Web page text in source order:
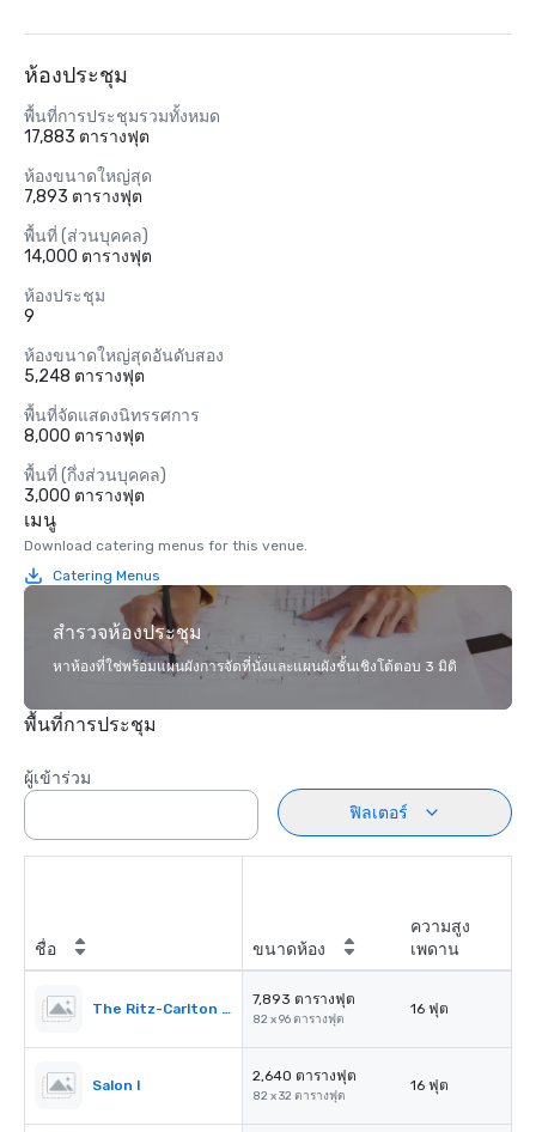
ห้องประชุม
พื้นที่การประชุมรวมทั้งหมด
17,883 ตารางฟุต
ห้องขนาดใหญ่สุด
7,893 ตารางฟุต
พื้นที่ (ส่วนบุคคล)
14,000 ตารางฟุต
ห้องประชุม
9
ห้องขนาดใหญ่สุดอันดับสอง
5,248 ตารางฟุต
พื้นที่จัดแสดงนิทรรศการ
8,000 ตารางฟุต
พื้นที่ (กึ่งส่วนบุคคล)
3,000 ตารางฟุต
เมนู
Download catering menus for this venue.
Catering Menus
สำรวจห้องประชุม
หาห้องที่ใช่พร้อมแผนผังการจัดที่นั่งและแผนผังชั้นเชิงโต้ตอบ 3 มิติ
พื้นที่การประชุม
ผู้เข้าร่วม
ฟิลเตอร์
ชื่อ ขนาดห้อง
ความสูง
เพดาน
The Ritz-Carlton Ballroom
7,893 ตารางฟุต
82 x 96 ตารางฟุต
16 ฟุต
Salon I
2,640 ตารางฟุต
82 x 32 ตารางฟุต
16 ฟุต